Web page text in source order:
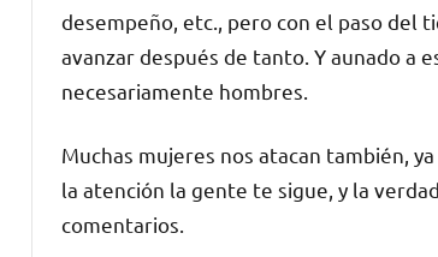
desempeño, etc., pero con el paso del
avanzar después de tanto. Y aunado a
necesariamente hombres.
Muchas mujeres nos atacan también,
la atención la gente te sigue, y la
comentarios.